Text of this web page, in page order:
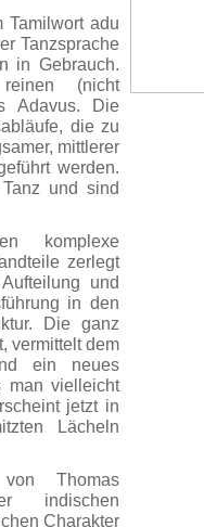
Tamilwort adu
Tanzsprache
in Gebrauch.
(nicht
Adavus. Die
die zu
mittlerer
werden.
und sind
komplexe
zerlegt
und
in den
Die ganz
vermittelt dem
ein neues
man vielleicht
jetzt in
Lächeln
Thomas
indischen
Charakter